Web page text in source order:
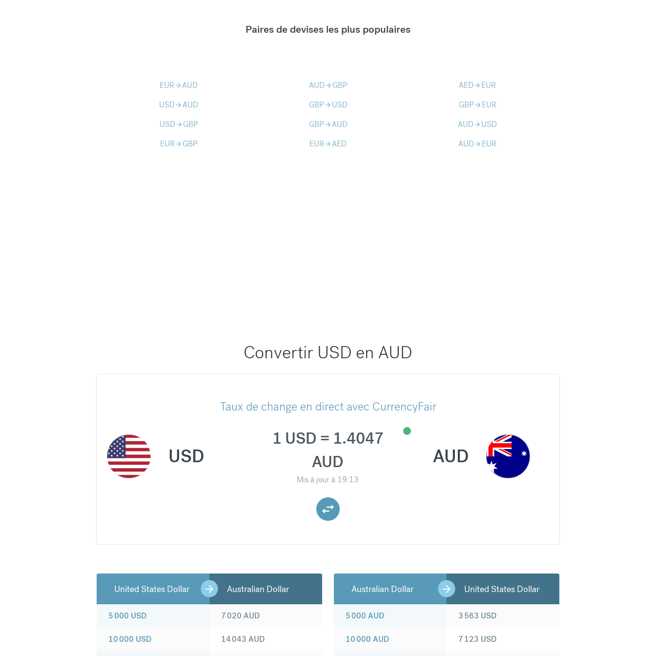
Paires de devises les plus populaires
EURarrow_forwardAUD AUDarrow_forward GBP AEDarrow_forward EUR
USDarrow_forwardAUD GBParrow_forward USD GBParrow_forward EUR
USDarrow_forward GBP GBParrow_forwardAUD AUDarrow_forward USD
EURarrow_forward GBP EURarrow_forwardAED AUDarrow_forward EUR
Convertir USD en AUD
Taux de change en direct avec CurrencyFair
USD
1 USD = 1.4047
AUD
Mis à jour à 19:13
AUD
United States Dollar Australian Dollar
5 000 USD
10 000 USD
7 020 AUD
14 043 AUD
Australian Dollar United States Dollar
5 000 AUD
10 000 AUD
3 563 USD
7 123 USD